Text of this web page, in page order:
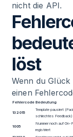
nicht die API.
löst
Wenn du Glück
einen
Fehlercode Bedeutung
132015
Template pausiert
schlechtes Feedback)
1005
Nummer noch auf On-
registriert